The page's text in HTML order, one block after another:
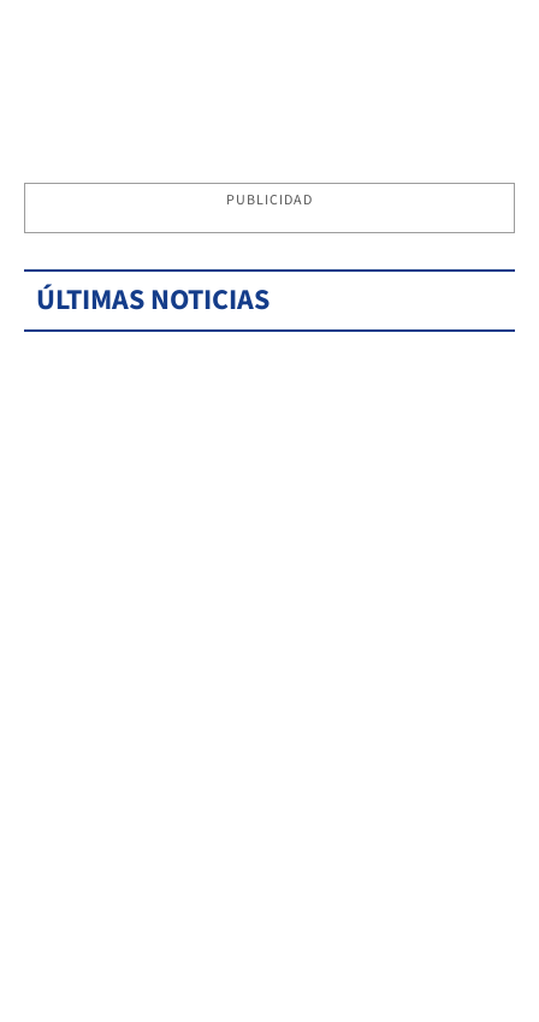
PUBLICIDAD
ÚLTIMAS NOTICIAS